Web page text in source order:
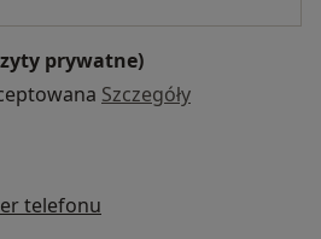
pogłębiać swoje
książki, spędzać czas z
satysfakcję z każdego,
prywatne)
Szczegóły
telefonu